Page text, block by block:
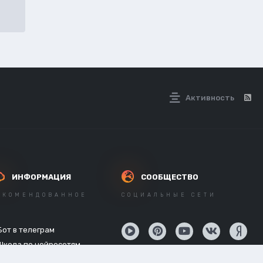
Активность
ИНФОРМАЦИЯ
в телеграм
по нейросетям
СООБЩЕСТВО
СОЦИАЛЬНЫЕ СЕТИ